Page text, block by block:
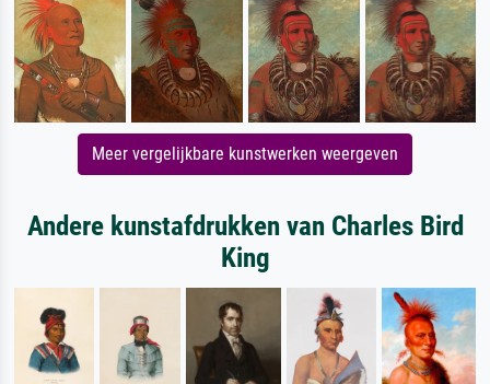
Meer vergelijkbare kunstwerken weergeven
Andere kunstafdrukken van Charles Bird
King